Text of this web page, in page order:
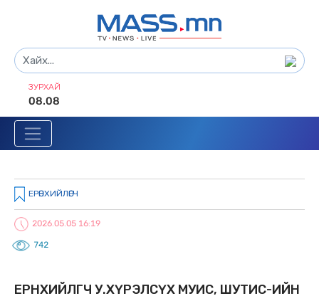
ЗУРХАЙ
08.08
ЕРӨНХИЙЛӨГЧ
2026.05.05 16:19
742
ЕРӨНХИЙЛӨГЧ У.ХҮРЭЛСҮХ МУИС, ШУТИС-ИЙН